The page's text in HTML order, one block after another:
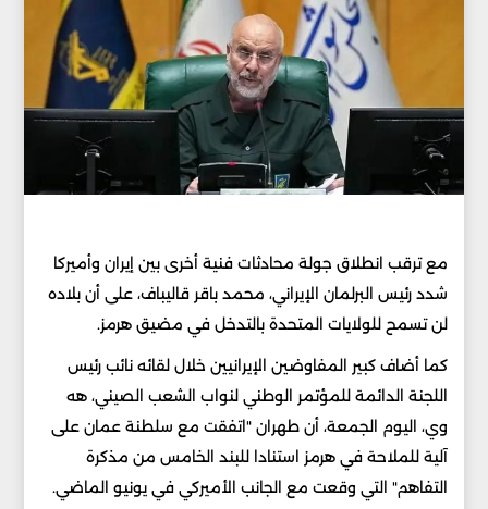
مع ترقب انطلاق جولة محادثات فنية أخرى بين إيران وأميركا
شدد رئيس البرلمان الإيراني، محمد باقر قاليباف، على أن بلاده
لن تسمح للولايات المتحدة بالتدخل في مضيق هرمز.
كما أضاف كبير المفاوضين الإيرانيين خلال لقائه نائب رئيس
اللجنة الدائمة للمؤتمر الوطني لنواب الشعب الصيني، هه
وي، اليوم الجمعة، أن طهران "اتفقت مع سلطنة عمان على
آلية للملاحة في هرمز استنادا للبند الخامس من مذكرة
التفاهم" التي وقعت مع الجانب الأميركي في يونيو الماضي.